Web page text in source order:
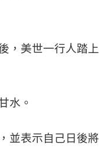
，美世一行人踏上
水。
並表示自己日後將